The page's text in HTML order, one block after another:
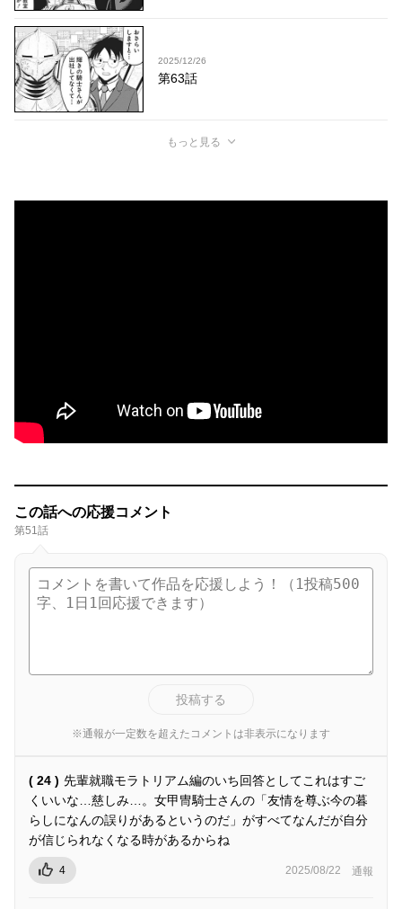
2025/12/26
第63話
もっと見る
この話への応援コメント
第51話
投稿する
※通報が一定数を超えたコメントは非表示になります
( 24 ) 先輩就職モラトリアム編のいち回答としてこれはすご
くいいな…慈しみ…。女甲冑騎士さんの「友情を尊ぶ今の暮
らしになんの誤りがあるというのだ」がすべてなんだが自分
が信じられなくなる時があるからね
4 2025/08/22 通報